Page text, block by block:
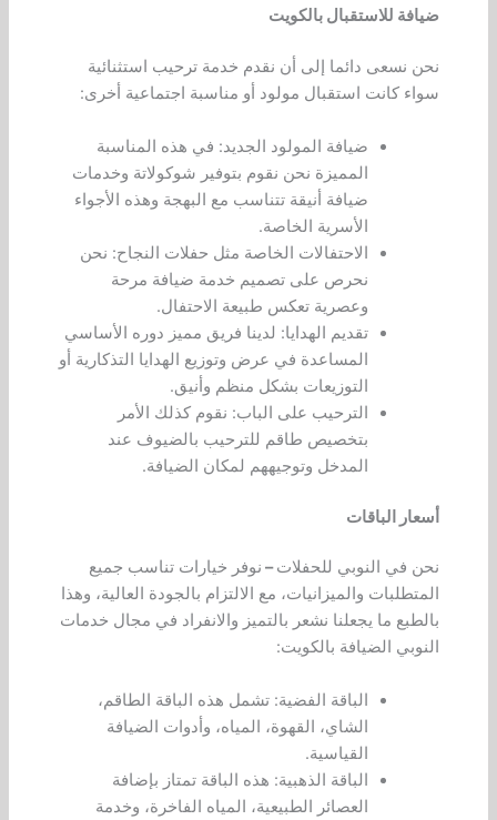
ضيافة للاستقبال بالكويت
نحن نسعى دائما إلى أن نقدم خدمة ترحيب استثنائية
سواء كانت استقبال مولود أو مناسبة اجتماعية أخرى:
ضيافة المولود الجديد: في هذه المناسبة
المميزة نحن نقوم بتوفير شوكولاتة وخدمات
ضيافة أنيقة تتناسب مع البهجة وهذه الأجواء
الأسرية الخاصة.
الاحتفالات الخاصة مثل حفلات النجاح: نحن
نحرص على تصميم خدمة ضيافة مرحة
وعصرية تعكس طبيعة الاحتفال.
تقديم الهدايا: لدينا فريق مميز دوره الأساسي
المساعدة في عرض وتوزيع الهدايا التذكارية أو
التوزيعات بشكل منظم وأنيق.
الترحيب على الباب: نقوم كذلك الأمر
بتخصيص طاقم للترحيب بالضيوف عند
المدخل وتوجيههم لمكان الضيافة.
أسعار الباقات
نحن في النوبي للحفلات– نوفر خيارات تناسب جميع
المتطلبات والميزانيات، مع الالتزام بالجودة العالية، وهذا
بالطبع ما يجعلنا نشعر بالتميز والانفراد في مجال خدمات
النوبي الضيافة بالكويت:
الباقة الفضية: تشمل هذه الباقة الطاقم،
الشاي، القهوة، المياه، وأدوات الضيافة
القياسية.
الباقة الذهبية: هذه الباقة تمتاز بإضافة
العصائر الطبيعية، المياه الفاخرة، وخدمة